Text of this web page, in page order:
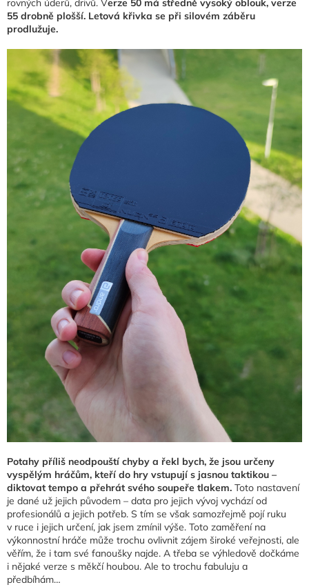
55 drobně plošší. Letová křivka se při silovém záběru
prodlužuje.
Potahy příliš neodpouští chyby a řekl bych, že jsou určeny
vyspělým hráčům, kteří do hry vstupují s jasnou taktikou –
diktovat tempo a přehrát svého soupeře tlakem. Toto nastavení
je dané už jejich původem – data pro jejich vývoj vychází od
profesionálů a jejich potřeb. S tím se však samozřejmě pojí ruku
v ruce i jejich určení, jak jsem zmínil výše. Toto zaměření na
výkonnostní hráče může trochu ovlivnit zájem široké veřejnosti, ale
věřím, že i tam své fanoušky najde. A třeba se výhledově dočkáme
i nějaké verze s měkčí houbou. Ale to trochu fabuluju a
předbíhám…